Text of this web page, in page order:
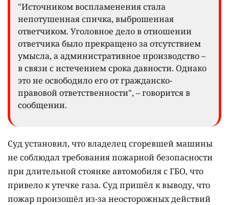
"Источником воспламенения стала
непотушенная спичка, выброшенная
ответчиком. Уголовное дело в отношении
ответчика было прекращено за отсутствием
умысла, а административное производство –
в связи с истечением срока давности. Однако
это не освободило его от гражданско-
правовой ответственности", – говорится в
сообщении.
Суд установил, что владелец сгоревшей машины
не соблюдал требования пожарной безопасности
при длительной стоянке автомобиля с ГБО, что
привело к утечке газа. Суд пришёл к выводу, что
пожар произошёл из-за неосторожных действий